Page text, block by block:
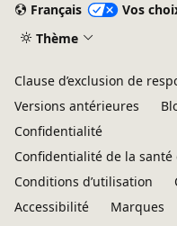
Français
Vos
Thème
Clause d’exclusion de
Versions antérieures
Confidentialité
Confidentialité de la
Conditions d’utilisation
Accessibilité
Marques